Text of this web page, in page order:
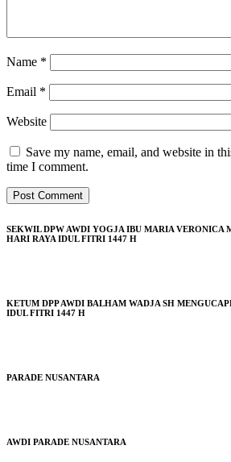
Name *
Email *
Website
Save my name, email, and website in
time I comment.
SEKWIL DPW AWDI YOGJA IBU MARIA VERONICA
HARI RAYA IDUL FITRI 1447 H
KETUM DPP AWDI BALHAM WADJA SH
IDUL FITRI 1447 H
PARADE NUSANTARA
AWDI PARADE NUSANTARA